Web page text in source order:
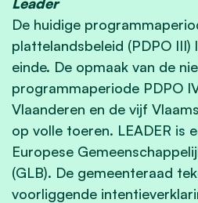
De huidige
plattelandsbeleid (PDPO
einde. De opmaak van de
programmaperiode PDPO
Vlaanderen en de vijf
op volle toeren. LEADER is
Europese
(GLB). De gemeenteraad
voorliggende